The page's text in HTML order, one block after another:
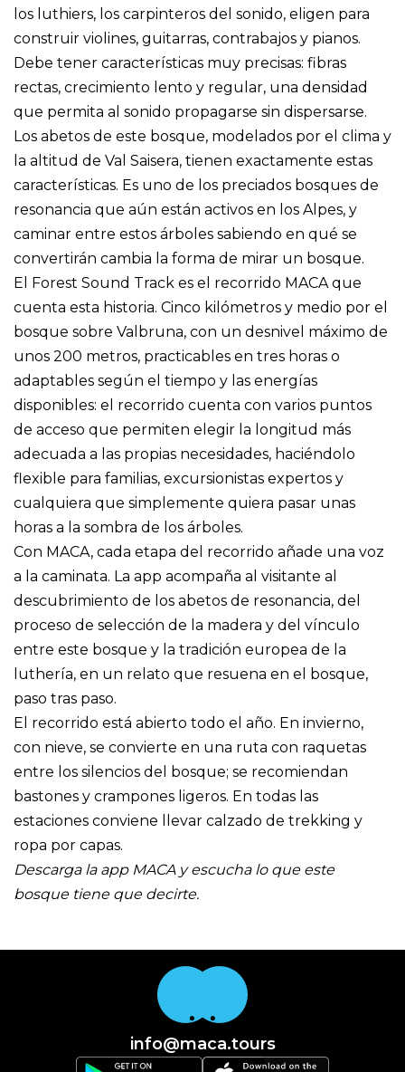
los luthiers, los carpinteros del sonido, eligen para
construir violines, guitarras, contrabajos y pianos.
Debe tener características muy precisas: fibras
rectas, crecimiento lento y regular, una densidad
que permita al sonido propagarse sin dispersarse.
Los abetos de este bosque, modelados por el clima y
la altitud de Val Saisera, tienen exactamente estas
características. Es uno de los preciados bosques de
resonancia que aún están activos en los Alpes, y
caminar entre estos árboles sabiendo en qué se
convertirán cambia la forma de mirar un bosque.
El Forest Sound Track es el recorrido MACA que
cuenta esta historia. Cinco kilómetros y medio por el
bosque sobre Valbruna, con un desnivel máximo de
unos 200 metros, practicables en tres horas o
adaptables según el tiempo y las energías
disponibles: el recorrido cuenta con varios puntos
de acceso que permiten elegir la longitud más
adecuada a las propias necesidades, haciéndolo
flexible para familias, excursionistas expertos y
cualquiera que simplemente quiera pasar unas
horas a la sombra de los árboles.
Con MACA, cada etapa del recorrido añade una voz
a la caminata. La app acompaña al visitante al
descubrimiento de los abetos de resonancia, del
proceso de selección de la madera y del vínculo
entre este bosque y la tradición europea de la
luthería, en un relato que resuena en el bosque,
paso tras paso.
El recorrido está abierto todo el año. En invierno,
con nieve, se convierte en una ruta con raquetas
entre los silencios del bosque; se recomiendan
bastones y crampones ligeros. En todas las
estaciones conviene llevar calzado de trekking y
ropa por capas.
Descarga la app MACA y escucha lo que este
bosque tiene que decirte.
info@maca.tours